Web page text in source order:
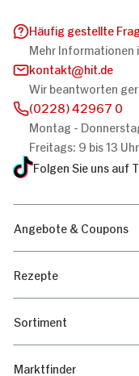
Häufig gestellte
Mehr Informationen
kontakt
hit.de
Wir beantworten
(0228) 42967 0
Montag -
Freitags: 9 bis 13 Uhr
Folgen Sie uns auf
Angebote & Coupons
Rezepte
Sortiment
Marktfinder